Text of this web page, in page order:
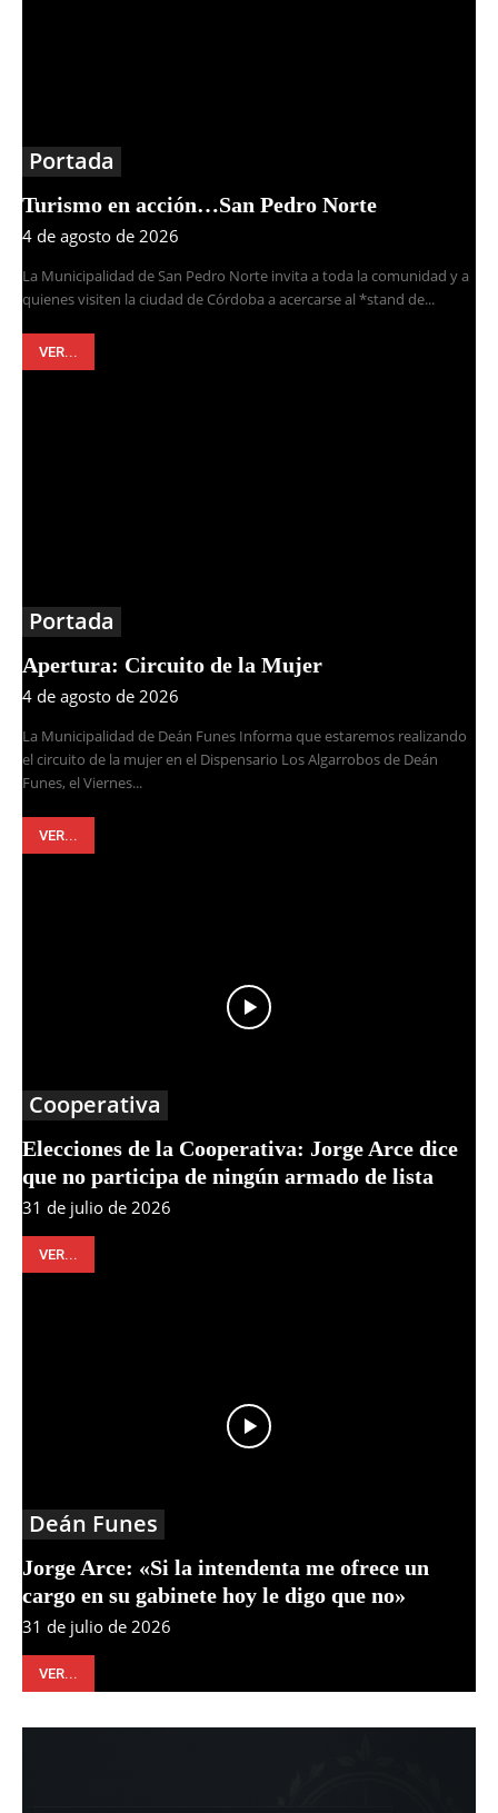
Portada
Turismo en acción…San Pedro Norte
4 de agosto de 2026
La Municipalidad de San Pedro Norte invita a toda la comunidad y a
quienes visiten la ciudad de Córdoba a acercarse al *stand de...
VER...
Portada
Apertura: Circuito de la Mujer
4 de agosto de 2026
La Municipalidad de Deán Funes Informa que estaremos realizando
el circuito de la mujer en el Dispensario Los Algarrobos de Deán
Funes, el Viernes...
VER...
Cooperativa
Elecciones de la Cooperativa: Jorge Arce dice
que no participa de ningún armado de lista
31 de julio de 2026
VER...
Deán Funes
Jorge Arce: «Si la intendenta me ofrece un
cargo en su gabinete hoy le digo que no»
31 de julio de 2026
VER...